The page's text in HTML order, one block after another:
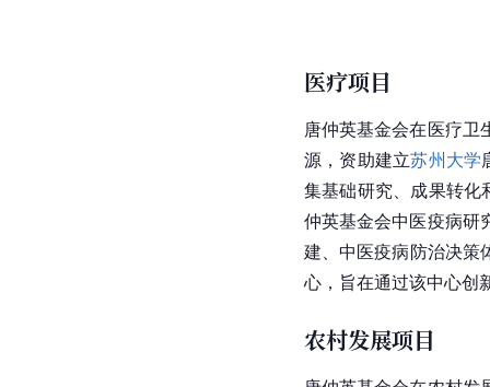
医疗项目
唐仲英基金会在医疗卫
源，资助建立苏州大学
集基础研究、成果转化
仲英基金会中医疫病研
建、中医疫病防治决策
心，旨在通过该中心创
农村发展项目